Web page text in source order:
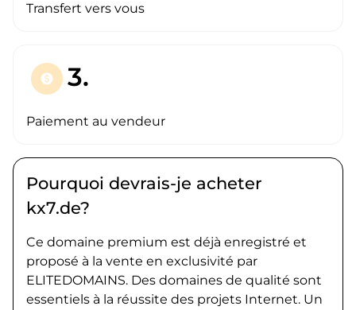
Transfert vers vous
paid 3.
Paiement au vendeur
Pourquoi devrais-je acheter
kx7.de?
Ce domaine premium est déjà enregistré et
proposé à la vente en exclusivité par
ELITEDOMAINS. Des domaines de qualité sont
essentiels à la réussite des projets Internet. Un